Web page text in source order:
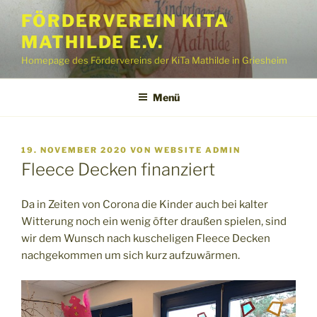
Inhalt
springen
FÖRDERVEREIN KITA
MATHILDE E.V.
Homepage des Fördervereins der KiTa Mathilde in Griesheim
Menü
VERÖFFENTLICHT
AM
19. NOVEMBER 2020 VON WEBSITE ADMIN
Fleece Decken finanziert
Da in Zeiten von Corona die Kinder auch bei kalter
Witterung noch ein wenig öfter draußen spielen, sind
wir dem Wunsch nach kuscheligen Fleece Decken
nachgekommen um sich kurz aufzuwärmen.